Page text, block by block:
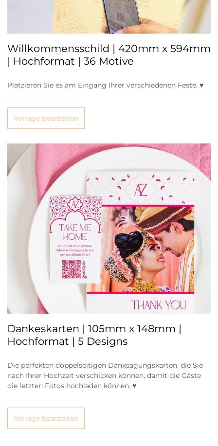
Willkommensschild | 420mm x 594mm
| Hochformat | 36 Motive
Platzieren Sie es am Eingang Ihrer verschiedenen Feste. ♥
Vorlage bearbeiten
Dankeskarten | 105mm x 148mm |
Hochformat | 5 Designs
Die perfekten doppelseitigen Danksagungskarten, die Sie
nach Ihrer Hochzeit verschicken können, damit die Gäste
die letzten Fotos hochladen können. ♥
Vorlage bearbeiten